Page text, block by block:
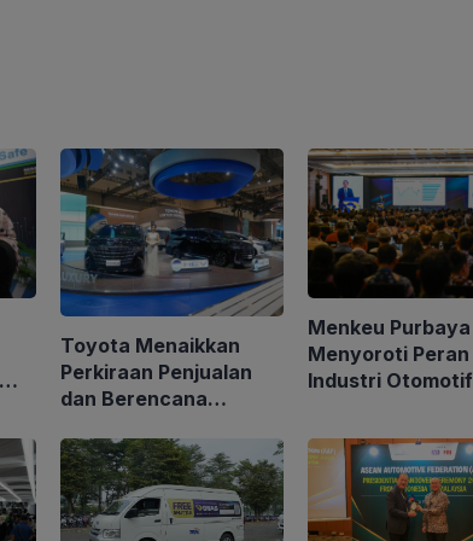
Toyota Menaikkan
Perkiraan Penjualan
dan Berencana
Saham Senilai $6
Miliar
Menkeu Purbaya
Menyoroti Peran
Industri Otomotif